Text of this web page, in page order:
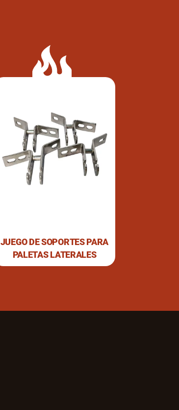
JUEGO DE SOPORTES PARA
PALETAS LATERALES